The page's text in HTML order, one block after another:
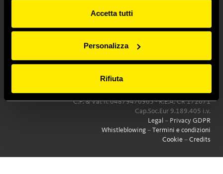
Accetta tutti
Personalizza
Rifiuta
26027 Rivolta d'Adda (CR) Italy
PECfaster@pec.fastercouplings.com
Società soggetta a direzione e coordinamento di Helios Technologies
Inc.
C.F. & Vat n. 04879470963 - R.E.A. CR 172071
Cap.Soc.Eur 9.189.405 i.v.
Legal – Privacy GDPR
Whistleblowing – Termini e condizioni
Cookie – Credits